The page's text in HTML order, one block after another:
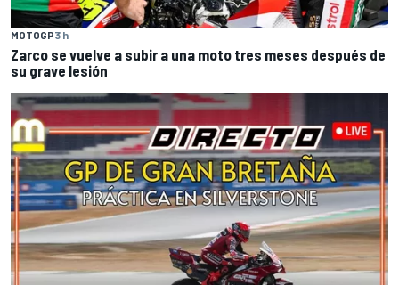
MOTOGP3 h
Zarco se vuelve a subir a una moto tres meses después de
su grave lesión